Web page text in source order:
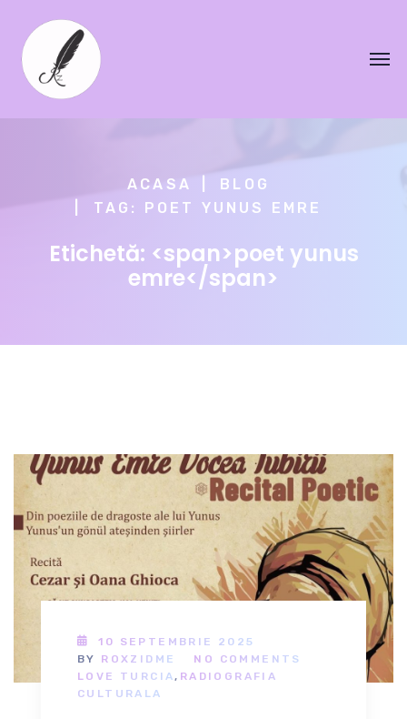
ACASA
BLOG
TAG: POET YUNUS EMRE
Etichetă: <span>poet yunus
emre</span>
10 SEPTEMBRIE 2025
BY ROXZIDME
NO COMMENTS
LOVE TURCIA , RADIOGRAFIA
CULTURALA